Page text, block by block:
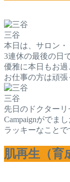
三谷
本日は、サロン・
3連休の最後の日
優雅に本日もお過
お仕事の方は頑張
三谷
先日のドクターリ
Campaignがでま
ラッキーなこと
肌再生（育